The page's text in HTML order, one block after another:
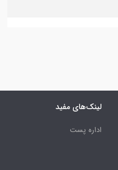
لینک‌های مفید
اداره پست